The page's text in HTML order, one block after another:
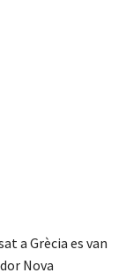
a Grècia es van
Nova